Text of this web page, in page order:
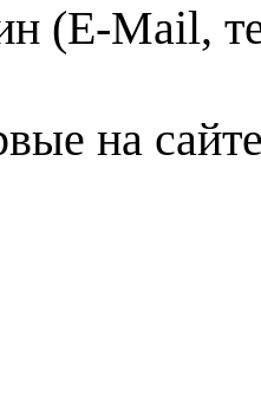
(E-Mail,
на